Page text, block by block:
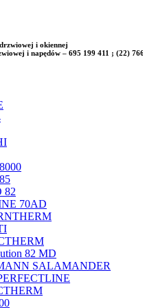
i okiennej
i napędów – 695 199 411 ; (22)
82
70AD
82 MD
SALAMANDER